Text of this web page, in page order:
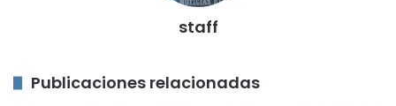
staff
Publicaciones relacionadas